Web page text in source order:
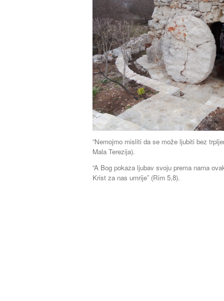
“Nemojmo misliti da se može ljubiti bez
Mala Terezija).
“A Bog pokaza ljubav svoju prema nama
Krist za nas umrije” (Rim 5,8).